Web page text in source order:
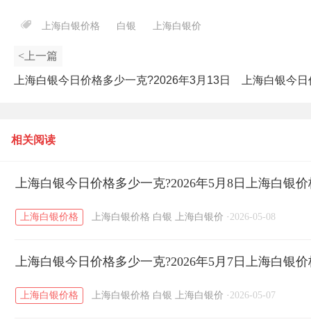
上海白银价格 白银 上海白银价
<上一篇
上海白银今日价格多少一克?2026年3月13日 上海白银今
相关阅读
上海白银今日价格多少一克?2026年5月8日上海白银
上海白银价格 上海白银价格 白银 上海白银价 · 2026-05-08
上海白银今日价格多少一克?2026年5月7日上海白银
上海白银价格 上海白银价格 白银 上海白银价 · 2026-05-07